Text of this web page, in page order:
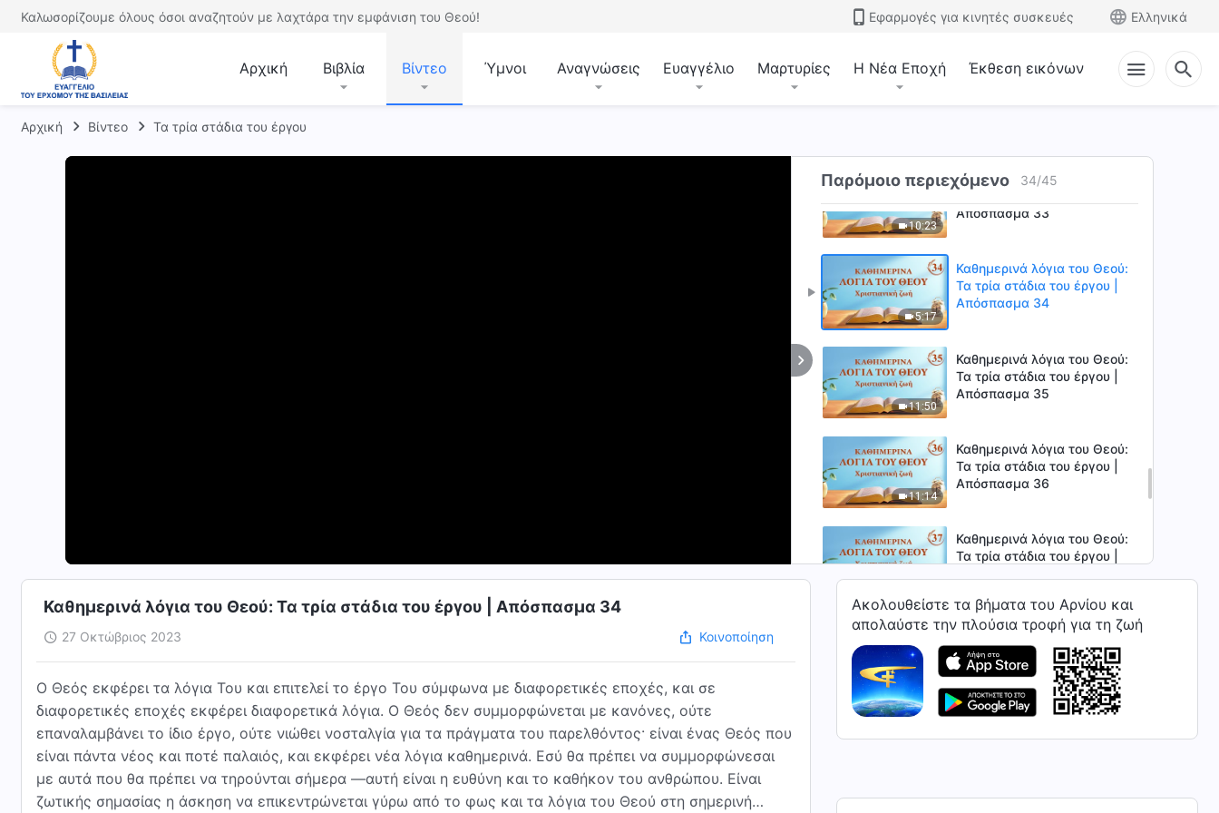
Καλωσορίζουμε όλους όσοι αναζητούν με λαχτάρα την εμφάνιση του Θεού! Εφαρμογές για κινητές συσκευές Ελληνικά
Αρχική Βιβλία Βίντεο Ύμνοι Αναγνώσεις Ευαγγέλιο Μαρτυρίες Η Νέα Εποχή Έκθεση εικόνων
Αρχική Βίντεο Τα τρία στάδια του έργου
Παρόμοιο περιεχόμενο 34/45
Τα τρία στάδια του έργου |
Καθημερινά λόγια του Θεού:
10:23
Καθημερινά λόγια του Θεού:
Απόσπασμα 33
5:17
Καθημερινά λόγια του Θεού:
Τα τρία στάδια του έργου |
Απόσπασμα 34
11:50
Καθημερινά λόγια του Θεού:
Τα τρία στάδια του έργου |
Απόσπασμα 35
11:14
Καθημερινά λόγια του Θεού:
Τα τρία στάδια του έργου |
Απόσπασμα 36
Καθημερινά λόγια του Θεού:
Τα τρία στάδια του έργου |
Καθημερινά λόγια του Θεού:
Τα τρία στάδια του έργου |
Απόσπασμα 38
Καθημερινά λόγια του Θεού:
Τα τρία στάδια του έργου |
Καθημερινά λόγια του Θεού: Τα τρία στάδια του έργου | Απόσπασμα 34
27 Οκτώβριος 2023 Κοινοποίηση
Ο Θεός εκφέρει τα λόγια Του και επιτελεί το έργο Του σύμφωνα με διαφορετικές εποχές, και σε
διαφορετικές εποχές εκφέρει διαφορετικά λόγια. Ο Θεός δεν συμμορφώνεται με κανόνες, ούτε
επαναλαμβάνει το ίδιο έργο, ούτε νιώθει νοσταλγία για τα πράγματα του παρελθόντος· είναι ένας Θεός που
είναι πάντα νέος και ποτέ παλαιός, και εκφέρει νέα λόγια καθημερινά. Εσύ θα πρέπει να συμμορφώνεσαι
με αυτά που θα πρέπει να τηρούνται σήμερα —αυτή είναι η ευθύνη και το καθήκον του ανθρώπου. Είναι
ζωτικής σημασίας η άσκηση να επικεντρώνεται γύρω από το φως και τα λόγια του Θεού στη σημερινή
Ακολουθείστε τα βήματα του Αρνίου και
απολαύστε την πλούσια τροφή για τη ζωή